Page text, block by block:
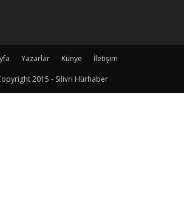
Yazarlar Künye
İletişim
2015 - Silivri Hürhaber